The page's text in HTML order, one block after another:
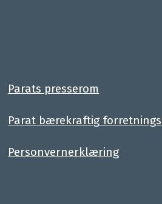
Parats presserom
Parat bærekraftig
Personvernerklæring